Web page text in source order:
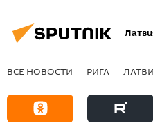
ВСЕ НОВОСТИ РИГА